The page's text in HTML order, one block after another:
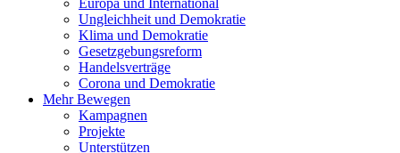
Ungleichheit und Demokratie
Klima und Demokratie
Gesetzgebungsreform
Handelsverträge
Corona und Demokratie
Mehr Bewegen
Kampagnen
Projekte
Unterstützen